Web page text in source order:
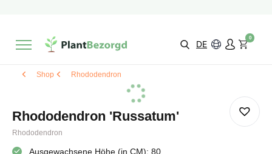
Wähle selbst
DE
0
Shop Rhododendron
Rhododendron 'Russatum'
Rhododendron
Ausgewachsene Höhe (in CM): 80